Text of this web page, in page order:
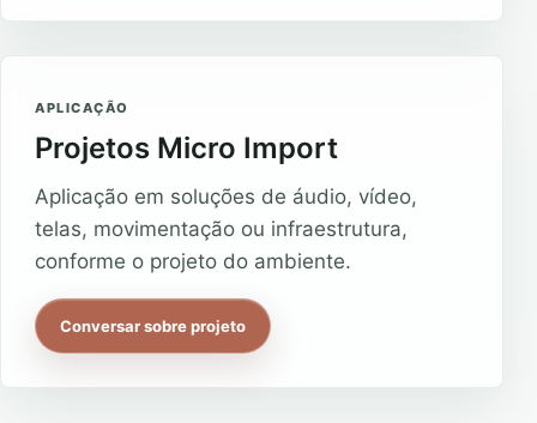
APLICAÇÃO
Projetos Micro Import
Aplicação em soluções de áudio, vídeo,
telas, movimentação ou infraestrutura,
conforme o projeto do ambiente.
Conversar sobre projeto